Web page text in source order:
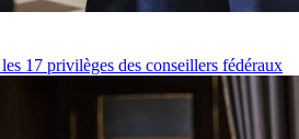
17 privilèges des conseillers fédéraux